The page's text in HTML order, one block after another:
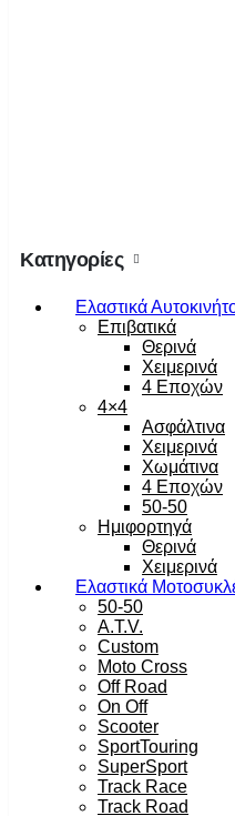
Κατηγορίες
Ελαστικά
Επιβατικά
Θερινά
Χειμερινά
4 Εποχών
4×4
Ασφάλτινα
Χειμερινά
Χωμάτινα
4 Εποχών
50-50
Ημιφορτηγά
Θερινά
Χειμερινά
Ελαστικά
50-50
A.T.V.
Custom
Moto Cross
Off Road
On Off
Scooter
SportTouring
SuperSport
Track Race
Track Road